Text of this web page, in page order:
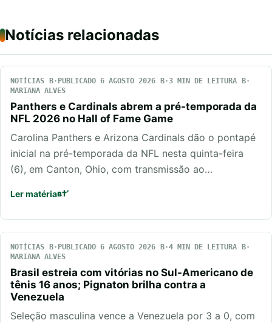
Notícias relacionadas
NOTÍCIAS PUBLICADO 6 AGOSTO 2026
3 MIN DE LEITURA
MARIANA ALVES
Panthers e Cardinals abrem a pré-temporada da
NFL 2026 no Hall of Fame Game
Carolina Panthers e Arizona Cardinals dão o pontapé
inicial na pré-temporada da NFL nesta quinta-feira
(6), em Canton, Ohio, com transmissão ao…
Ler matéria
NOTÍCIAS PUBLICADO 6 AGOSTO 2026
4 MIN DE LEITURA
MARIANA ALVES
Brasil estreia com vitórias no Sul-Americano de
tênis 16 anos; Pignaton brilha contra a
Venezuela
Seleção masculina vence a Venezuela por 3 a 0, com